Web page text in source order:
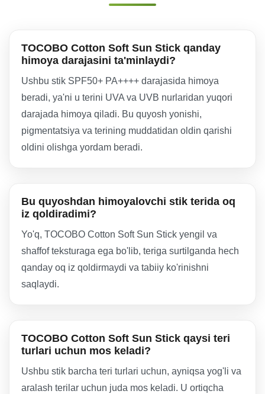
TOCOBO Cotton Soft Sun Stick qanday
himoya darajasini ta'minlaydi?
Ushbu stik SPF50+ PA++++ darajasida himoya
beradi, ya'ni u terini UVA va UVB nurlaridan yuqori
darajada himoya qiladi. Bu quyosh yonishi,
pigmentatsiya va terining muddatidan oldin qarishi
oldini olishga yordam beradi.
Bu quyoshdan himoyalovchi stik terida oq
iz qoldiradimi?
Yo'q, TOCOBO Cotton Soft Sun Stick yengil va
shaffof teksturaga ega bo'lib, teriga surtilganda hech
qanday oq iz qoldirmaydi va tabiiy ko'rinishni
saqlaydi.
TOCOBO Cotton Soft Sun Stick qaysi teri
turlari uchun mos keladi?
Ushbu stik barcha teri turlari uchun, ayniqsa yog'li va
aralash terilar uchun juda mos keladi. U ortiqcha